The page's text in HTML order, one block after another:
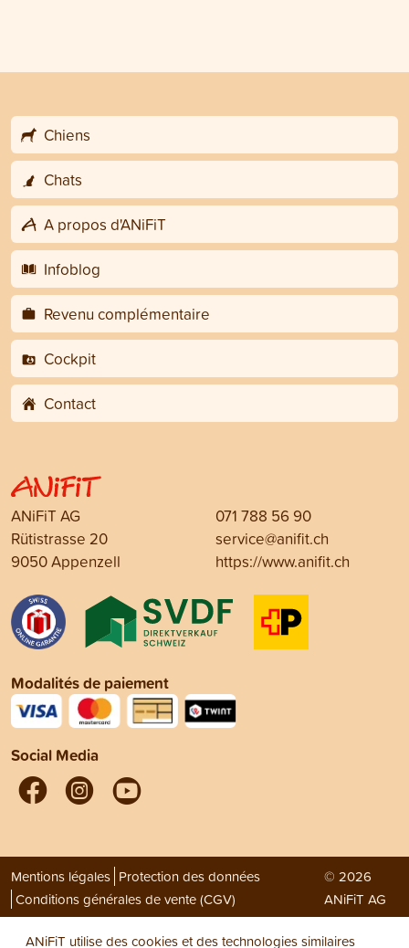
Chiens
Chats
A propos d'ANiFiT
Infoblog
Revenu complémentaire
Cockpit
Contact
ANiFiT AG
Rütistrasse 20
9050 Appenzell
071 788 56 90
service@anifit.ch
https://www.anifit.ch
Modalités de paiement
Social Media
Mentions légales Protection des données
Conditions générales de vente (CGV)
© 2026
ANiFiT AG
ANiFiT utilise des cookies et des technologies similaires